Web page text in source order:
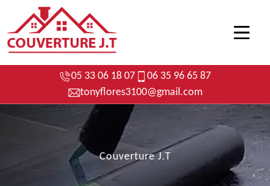
05 33 06 18 07
06 35 96 65 87
tonyflores3100@gmail.com
Couverture J.T